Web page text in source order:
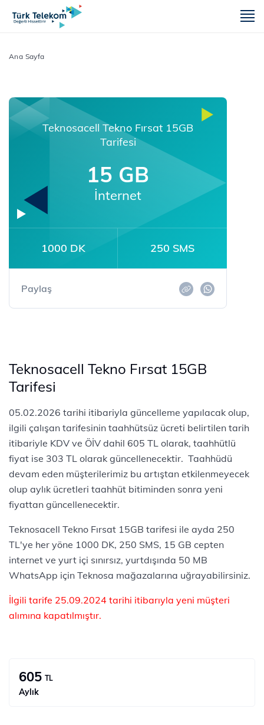
Ana Sayfa
Teknosacell Tekno Fırsat 15GB
Tarifesi
15 GB
İnternet
1000 DK 250 SMS
Paylaş
Teknosacell Tekno Fırsat 15GB
Tarifesi
05.02.2026 tarihi itibariyla güncelleme yapılacak olup,
ilgili çalışan tarifesinin taahhütsüz ücreti belirtilen tarih
itibariyle KDV ve ÖİV dahil 605 TL olarak, taahhütlü
fiyat ise 303 TL olarak güncellenecektir. Taahhüdü
devam eden müşterilerimiz bu artıştan etkilenmeyecek
olup aylık ücretleri taahhüt bitiminden sonra yeni
fiyattan güncellenecektir.
Teknosacell Tekno Fırsat 15GB tarifesi ile ayda 250
TL'ye her yöne 1000 DK, 250 SMS, 15 GB cepten
internet ve yurt içi sınırsız, yurtdışında 50 MB
WhatsApp için Teknosa mağazalarına uğrayabilirsiniz.
İlgili tarife 25.09.2024 tarihi itibarıyla yeni müşteri
alımına kapatılmıştır.
605 TL
Aylık